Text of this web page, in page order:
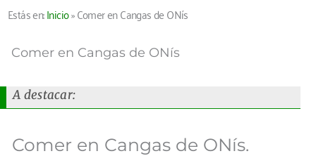
Estás en:Inicio»Comer en Cangas de ONís
Comer en Cangas de ONís
A destacar:
Comer en Cangas de ONís.